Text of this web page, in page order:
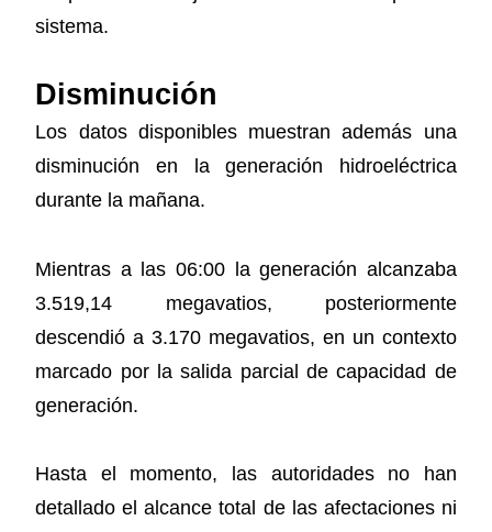
sistema.
Disminución
Los datos disponibles muestran además una
disminución en la generación hidroeléctrica
durante la mañana.
Mientras a las 06:00 la generación alcanzaba
3.519,14 megavatios, posteriormente
descendió a 3.170 megavatios, en un contexto
marcado por la salida parcial de capacidad de
generación.
Hasta el momento, las autoridades no han
detallado el alcance total de las afectaciones ni